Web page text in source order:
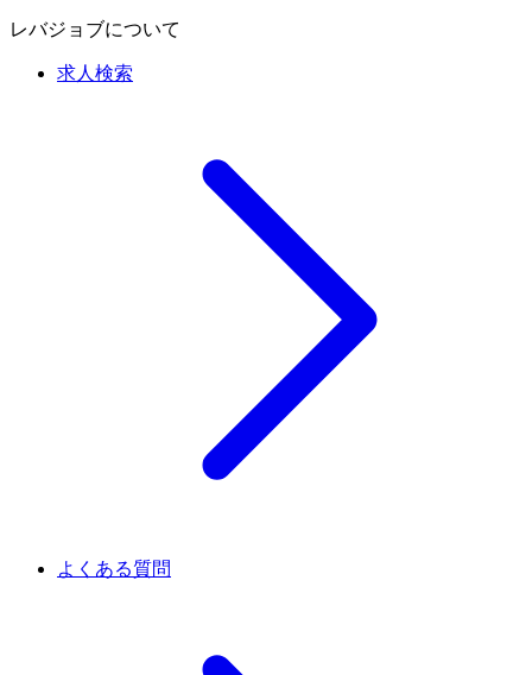
レバジョブについて
求人検索
よくある質問